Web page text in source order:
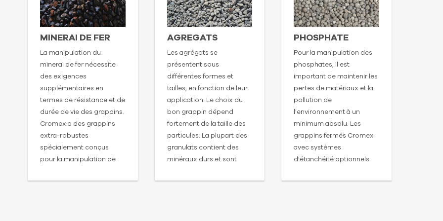
MINERAI DE FER
La manipulation du
minerai de fer nécessite
des exigences
supplémentaires en
termes de résistance et de
durée de vie des grappins.
Cromex a des grappins
extra-robustes
spécialement conçus
pour la manipulation de
AGREGATS
Les agrégats se
présentent sous
différentes formes et
tailles, en fonction de leur
application. Le choix du
bon grappin dépend
fortement de la taille des
particules. La plupart des
granulats contient des
minéraux durs et sont
peut provoquer une forte
PHOSPHATE
Pour la manipulation des
phosphates, il est
important de maintenir les
pertes de matériaux et la
pollution de
l'environnement à un
minimum absolu. Les
grappins fermés Cromex
avec systèmes
d'étanchéité optionnels
meilleure solution.